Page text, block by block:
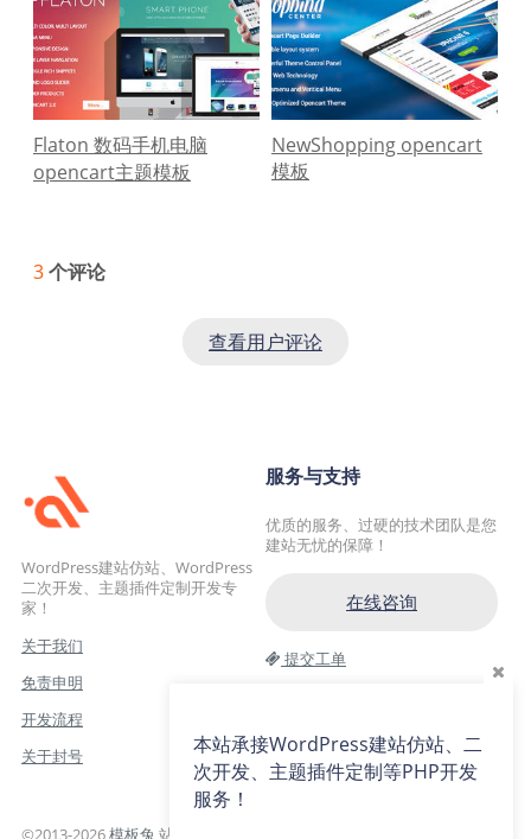
Flaton 数码手机电脑
opencart主题模板
NewShopping opencart
模板
3个评论
查看用户评论
WordPress建站仿站、WordPress
二次开发、主题插件定制开发专
家！
关于我们
免责申明
开发流程
关于封号
服务与支持
优质的服务、过硬的技术团队是您
建站无忧的保障！
在线咨询
提交工单
交流二群：64786792
本站承接WordPress建站仿站、二
次开发、主题插件定制等PHP开发
服务！